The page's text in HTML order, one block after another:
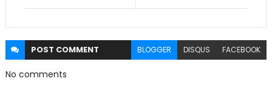
POST COMMENT BLOGGER DISQUS FACEBOOK
No comments